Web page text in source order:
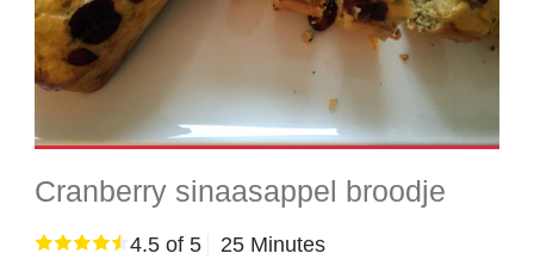
Cranberry sinaasappel broodje
4.5 of 5 25 Minutes